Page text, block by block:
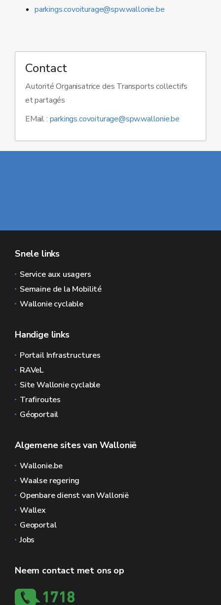
parkings.covoiturage@spw.wallonie.be
Contact
Autorité Organisatrice des Transports collectifs
et partagés
EMail : parkings.covoiturage@spw.wallonie.be
Snele links
Service aux usagers
Semaine de la Mobilité
Wallonie cyclable
Handige links
Portail Infrastructures
RAVeL
Site Wallonie cyclable
Trafiroutes
Géoportail
Algemene sites van Wallonië
Wallonie.be
Waalse regering
Openbare dienst van Wallonië
Wallex
Geoportal
Jobs
Neem contact met ons op